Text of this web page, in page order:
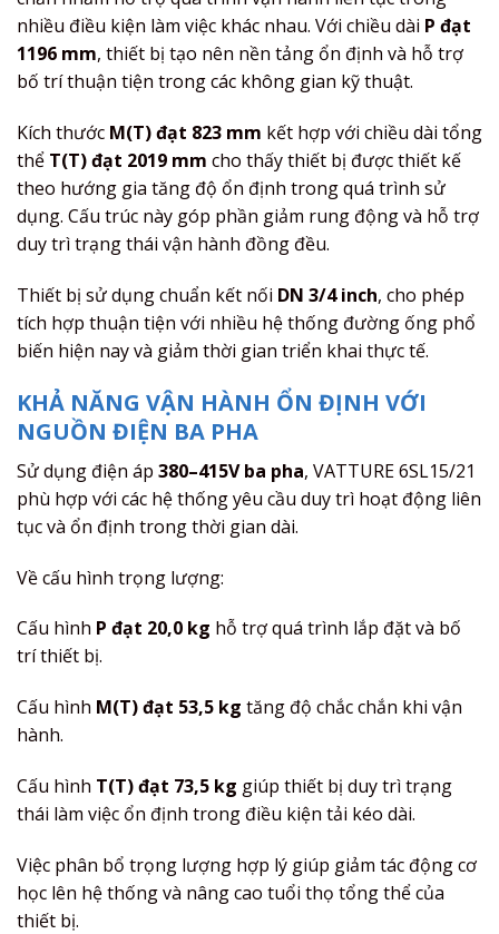
nhiều điều kiện làm việc khác nhau. Với chiều dài P đạt
1196 mm, thiết bị tạo nên nền tảng ổn định và hỗ trợ
bố trí thuận tiện trong các không gian kỹ thuật.
Kích thước M(T) đạt 823 mm kết hợp với chiều dài tổng
thể T(T) đạt 2019 mm cho thấy thiết bị được thiết kế
theo hướng gia tăng độ ổn định trong quá trình sử
dụng. Cấu trúc này góp phần giảm rung động và hỗ trợ
duy trì trạng thái vận hành đồng đều.
Thiết bị sử dụng chuẩn kết nối DN 3/4 inch, cho phép
tích hợp thuận tiện với nhiều hệ thống đường ống phổ
biến hiện nay và giảm thời gian triển khai thực tế.
KHẢ NĂNG VẬN HÀNH ỔN ĐỊNH VỚI
NGUỒN ĐIỆN BA PHA
Sử dụng điện áp 380–415V ba pha, VATTURE 6SL15/21
phù hợp với các hệ thống yêu cầu duy trì hoạt động liên
tục và ổn định trong thời gian dài.
Về cấu hình trọng lượng:
Cấu hình P đạt 20,0 kg hỗ trợ quá trình lắp đặt và bố
trí thiết bị.
Cấu hình M(T) đạt 53,5 kg tăng độ chắc chắn khi vận
hành.
Cấu hình T(T) đạt 73,5 kg giúp thiết bị duy trì trạng
thái làm việc ổn định trong điều kiện tải kéo dài.
Việc phân bổ trọng lượng hợp lý giúp giảm tác động cơ
học lên hệ thống và nâng cao tuổi thọ tổng thể của
thiết bị.